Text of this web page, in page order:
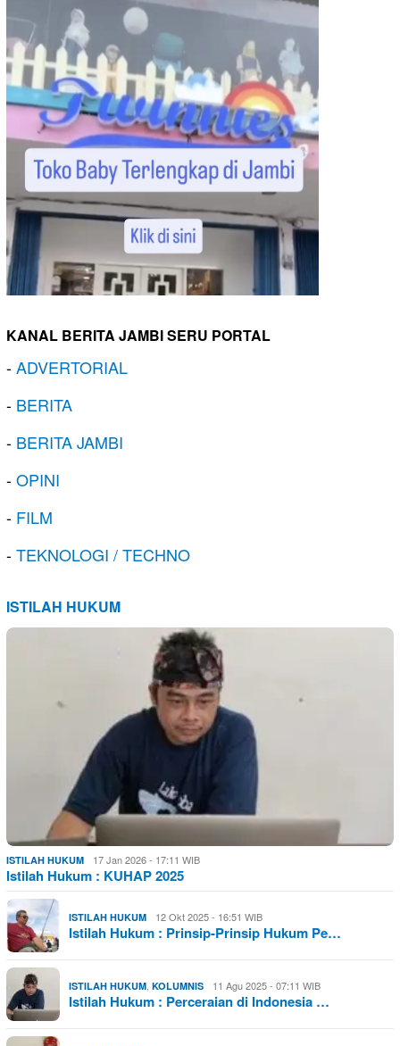
KANAL BERITA JAMBI SERU PORTAL
-ADVERTORIAL
- BERITA
- BERITA JAMBI
-OPINI
- FILM
-TEKNOLOGI / TECHNO
ISTILAH HUKUM
ISTILAH HUKUM 17 Jan 2026 - 17:11 WIB
Istilah Hukum : KUHAP 2025
ISTILAH HUKUM 12 Okt 2025 - 16:51 WIB
Istilah Hukum : Prinsip-Prinsip Hukum Pe…
ISTILAH HUKUM, KOLUMNIS 11 Agu 2025 - 07:11 WIB
Istilah Hukum : Perceraian di Indonesia …